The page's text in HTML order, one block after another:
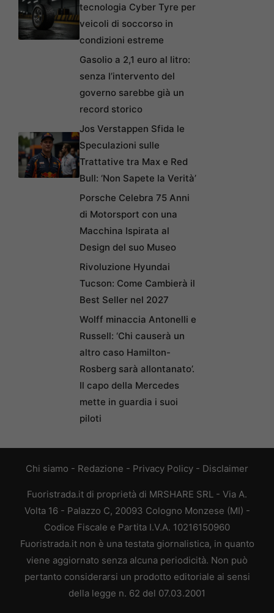
tecnologia Cyber Tyre per
veicoli di soccorso in
condizioni estreme
Gasolio a 2,1 euro al litro:
senza l’intervento del
governo sarebbe già un
record storico
Jos Verstappen Sfida le
Speculazioni sulle
Trattative tra Max e Red
Bull: ‘Non Sapete la Verità’
Porsche Celebra 75 Anni
di Motorsport con una
Macchina Ispirata al
Design del suo Museo
Rivoluzione Hyundai
Tucson: Come Cambierà il
Best Seller nel 2027
Wolff minaccia Antonelli e
Russell: ‘Chi causerà un
altro caso Hamilton-
Rosberg sarà allontanato’.
Il capo della Mercedes
mette in guardia i suoi
piloti
Chi siamo - Redazione - Privacy Policy - Disclaimer
Fuoristrada.it di proprietà di MRSHARE SRL - Via A.
Volta 16 - Palazzo C, 20093 Cologno Monzese (MI) -
Codice Fiscale e Partita I.V.A. 10216150960
Fuoristrada.it non è una testata giornalistica, in quanto
viene aggiornato senza alcuna periodicità. Non può
pertanto considerarsi un prodotto editoriale ai sensi
della legge n. 62 del 07.03.2001